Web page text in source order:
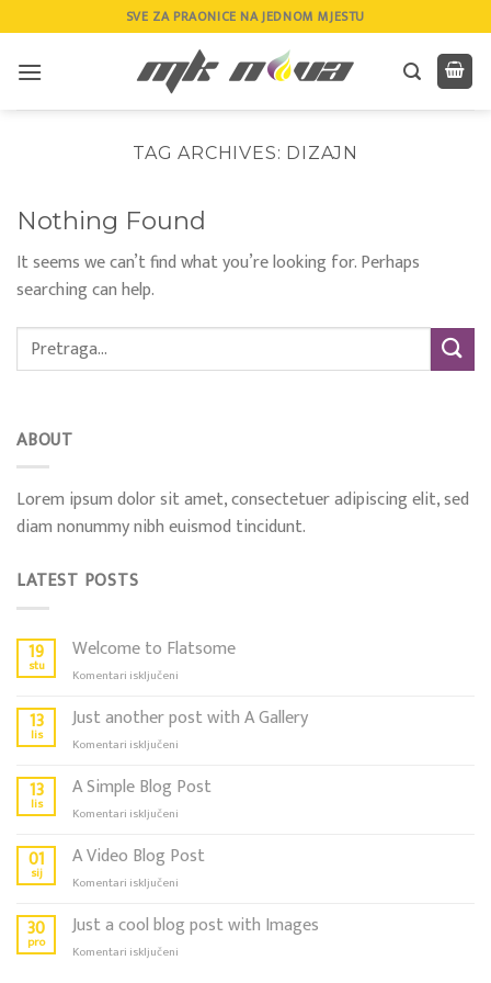
to
content
SVE ZA PRAONICE NA JEDNOM MJESTU
TAG ARCHIVES: DIZAJN
Nothing Found
It seems we can’t find what you’re looking for. Perhaps
searching can help.
ABOUT
Lorem ipsum dolor sit amet, consectetuer adipiscing elit, sed
diam nonummy nibh euismod tincidunt.
LATEST POSTS
19
stu
Welcome to Flatsome
Komentari isključeni
to
Flatsome
13
lis
Just another post with A Gallery
Komentari isključeni
another
post
Gallery
13
lis
A Simple Blog Post
Komentari isključeni
Simple
Blog
01
sij
A Video Blog Post
Komentari isključeni
Video
Blog
30
pro
Just a cool blog post with Images
Komentari isključeni